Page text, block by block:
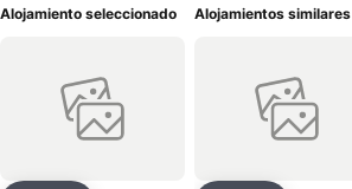
Alojamiento seleccionado Alojamientos similares